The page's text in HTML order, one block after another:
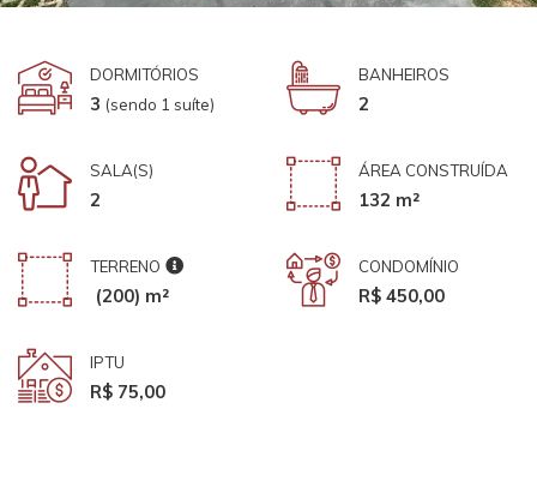
DORMITÓRIOS
3 (sendo 1 suíte)
BANHEIROS
2
SALA(S)
2
ÁREA CONSTRUÍDA
132 m²
TERRENO
(200) m²
CONDOMÍNIO
R$ 450,00
IPTU
R$ 75,00